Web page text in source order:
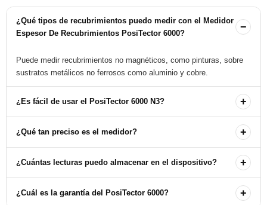
¿Qué tipos de recubrimientos puedo medir con el Medidor
Espesor De Recubrimientos PosiTector 6000?
−
Puede medir recubrimientos no magnéticos, como pinturas, sobre
sustratos metálicos no ferrosos como aluminio y cobre.
¿Es fácil de usar el PosiTector 6000 N3? +
Sí, está diseñado para operar con una sola mano y está listo para
¿Qué tan preciso es el medidor? +
El PosiTector 6000 tiene una exactitud de ±(0.05 mils + 1%) para
mediciones de 0 a 2 mils y ±(1 μm + 1%) para mediciones de 0 a
¿Cuántas lecturas puedo almacenar en el dispositivo? +
El medidor puede almacenar hasta 250 lecturas, lo que facilita el
¿Cuál es la garantía del PosiTector 6000? +